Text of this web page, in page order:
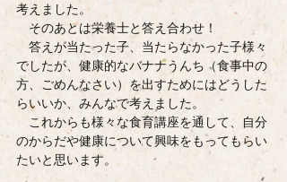
考えました。
そのあとは栄養士と答え合わせ！
答えが当たった子、当たらなかった子様々
でしたが、健康的なバナナうんち（食事中の
方、ごめんなさい）を出すためにはどうした
らいいか、みんなで考えました。
これからも様々な食育講座を通して、自分
のからだや健康について興味をもってもらい
たいと思います。